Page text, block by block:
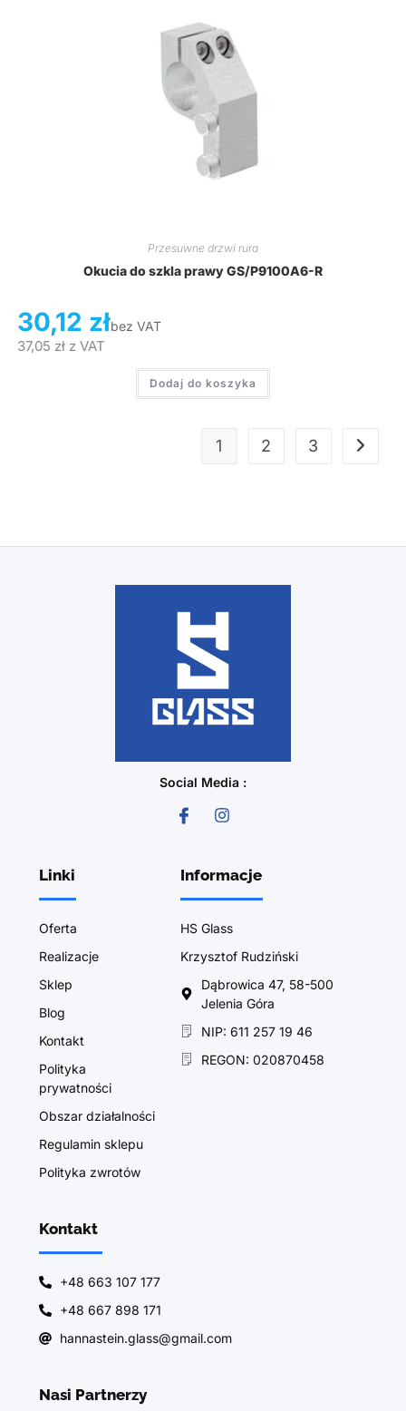
Przesuwne drzwi rura
Okucia do szkla prawy GS/P9100A6-R
30,12 złbez VAT
37,05 złz VAT
Dodaj do koszyka
1 2 3
Social Media :
Linki
Oferta
Realizacje
Sklep
Blog
Kontakt
Polityka
prywatności
Obszar działalności
Regulamin sklepu
Polityka zwrotów
Informacje
HS Glass
Krzysztof Rudziński
Dąbrowica 47, 58-500
Jelenia Góra
NIP: 611 257 19 46
REGON: 020870458
Kontakt
+48 663 107 177
+48 667 898 171
hannastein.glass@gmail.com
Nasi Partnerzy